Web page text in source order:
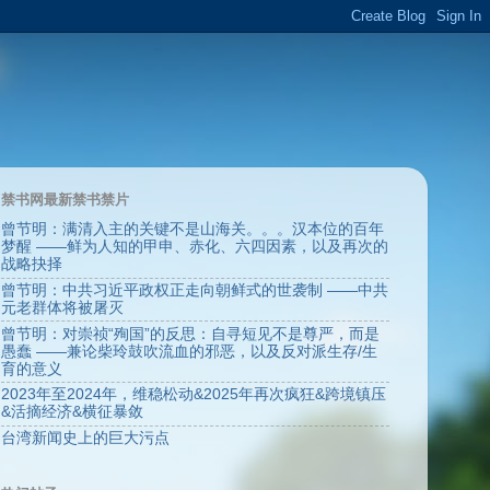
禁书网最新禁书禁片
曾节明：满清入主的关键不是山海关。。。汉本位的百年
梦醒 ——鲜为人知的甲申、赤化、六四因素，以及再次的
战略抉择
曾节明：中共习近平政权正走向朝鲜式的世袭制 ——中共
元老群体将被屠灭
曾节明：对崇祯“殉国”的反思：自寻短见不是尊严，而是
愚蠢 ——兼论柴玲鼓吹流血的邪恶，以及反对派生存/生
育的意义
2023年至2024年，维稳松动&2025年再次疯狂&跨境镇压
&活摘经济&横征暴敛
台湾新闻史上的巨大污点